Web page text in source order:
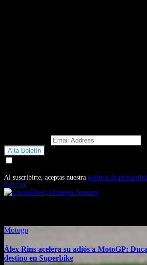
Al suscribirte, aceptas nuestra política de privacidad
servicio
Motogp
Álex Rins acelera su adiós a MotoGP:
destino en Superbike